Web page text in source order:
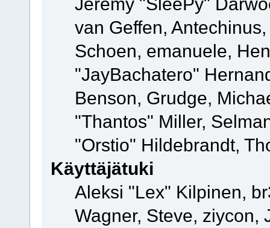
van Geffen,
Schoen, emanuele,
"JayBachatero"
Benson, Grudge,
"Thantos" Miller,
"Orstio" Hildebrandt,
Käyttäjätuki
Aleksi "Lex" Kilpinen,
Wagner, Steve, ziycon,